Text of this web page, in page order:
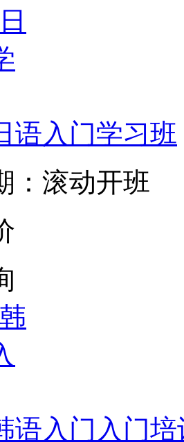
语入门学习班
：滚动开班
语入门入门培